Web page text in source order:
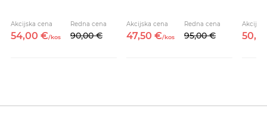
Akcijska cena
54,00 €/kos
Redna cena
90,00 €
Akcijska cena
47,50 €/kos
Redna cena
95,00 € 50,